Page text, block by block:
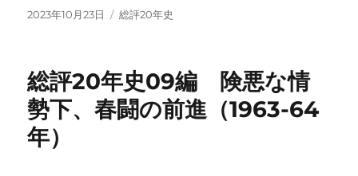
投
2023年10月23日
カ
ー
総評20年史
総評20年史09編 険悪な情
勢下、春闘の前進（1963-64
年）